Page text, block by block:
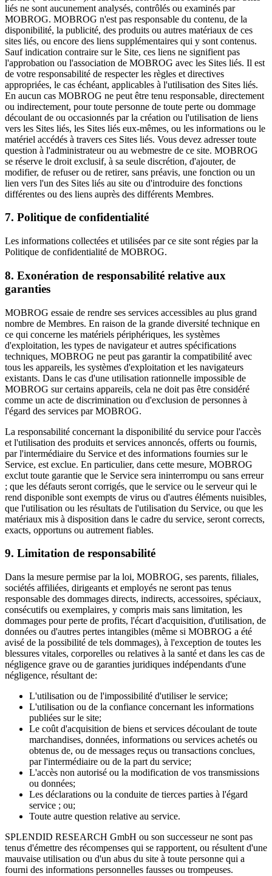
liés ne sont aucunement analysés, contrôlés ou examinés par
MOBROG. MOBROG n'est pas responsable du contenu, de la
disponibilité, la publicité, des produits ou autres matériaux de ces
sites liés, ou encore des liens supplémentaires qui y sont contenus.
Sauf indication contraire sur le Site, ces liens ne signifient pas
l'approbation ou l'association de MOBROG avec les Sites liés. Il est
de votre responsabilité de respecter les règles et directives
appropriées, le cas échéant, applicables à l'utilisation des Sites liés.
En aucun cas MOBROG ne peut être tenu responsable, directement
ou indirectement, pour toute personne de toute perte ou dommage
découlant de ou occasionnés par la création ou l'utilisation de liens
vers les Sites liés, les Sites liés eux-mêmes, ou les informations ou le
matériel accédés à travers ces Sites liés. Vous devez adresser toute
question à l'administrateur ou au webmestre de ce site. MOBROG
se réserve le droit exclusif, à sa seule discrétion, d'ajouter, de
modifier, de refuser ou de retirer, sans préavis, une fonction ou un
lien vers l'un des Sites liés au site ou d'introduire des fonctions
différentes ou des liens auprès des différents Membres.
7. Politique de confidentialité
Les informations collectées et utilisées par ce site sont régies par la
Politique de confidentialité de MOBROG.
8. Exonération de responsabilité relative aux
garanties
MOBROG essaie de rendre ses services accessibles au plus grand
nombre de Membres. En raison de la grande diversité technique en
ce qui concerne les matériels périphériques, les systèmes
d'exploitation, les types de navigateur et autres spécifications
techniques, MOBROG ne peut pas garantir la compatibilité avec
tous les appareils, les systèmes d'exploitation et les navigateurs
existants. Dans le cas d'une utilisation rationnelle impossible de
MOBROG sur certains appareils, cela ne doit pas être considéré
comme un acte de discrimination ou d'exclusion de personnes à
l'égard des services par MOBROG.
La responsabilité concernant la disponibilité du service pour l'accès
et l'utilisation des produits et services annoncés, offerts ou fournis,
par l'intermédiaire du Service et des informations fournies sur le
Service, est exclue. En particulier, dans cette mesure, MOBROG
exclut toute garantie que le Service sera ininterrompu ou sans erreur
; que les défauts seront corrigés, que le service ou le serveur qui le
rend disponible sont exempts de virus ou d'autres éléments nuisibles,
que l'utilisation ou les résultats de l'utilisation du Service, ou que les
matériaux mis à disposition dans le cadre du service, seront corrects,
exacts, opportuns ou autrement fiables.
9. Limitation de responsabilité
Dans la mesure permise par la loi, MOBROG, ses parents, filiales,
sociétés affiliées, dirigeants et employés ne seront pas tenus
responsable des dommages directs, indirects, accessoires, spéciaux,
consécutifs ou exemplaires, y compris mais sans limitation, les
dommages pour perte de profits, l'écart d'acquisition, d'utilisation, de
données ou d'autres pertes intangibles (même si MOBROG a été
avisé de la possibilité de tels dommages), à l'exception de toutes les
blessures vitales, corporelles ou relatives à la santé et dans les cas de
négligence grave ou de garanties juridiques indépendants d'une
négligence, résultant de:
L'utilisation ou de l'impossibilité d'utiliser le service;
L'utilisation ou de la confiance concernant les informations
publiées sur le site;
Le coût d'acquisition de biens et services découlant de toute
marchandises, données, informations ou services achetés ou
obtenus de, ou de messages reçus ou transactions conclues,
par l'intermédiaire ou de la part du service;
L'accès non autorisé ou la modification de vos transmissions
ou données;
Les déclarations ou la conduite de tierces parties à l'égard
service ; ou;
Toute autre question relative au service.
SPLENDID RESEARCH GmbH ou son successeur ne sont pas
tenus d'émettre des récompenses qui se rapportent, ou résultent d'une
mauvaise utilisation ou d'un abus du site à toute personne qui a
fourni des informations personnelles fausses ou trompeuses.